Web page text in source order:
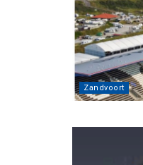
Zandvoort